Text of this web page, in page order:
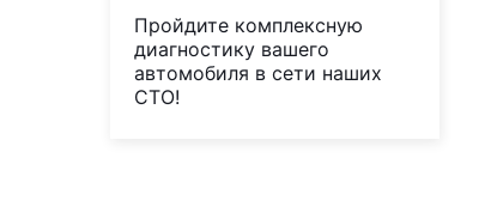
Пройдите комплексную
диагностику вашего
автомобиля в сети наших
СТО!